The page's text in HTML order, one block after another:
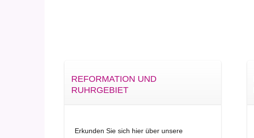
REFORMATION UND
RUHRGEBIET
Erkunden Sie sich hier über unsere